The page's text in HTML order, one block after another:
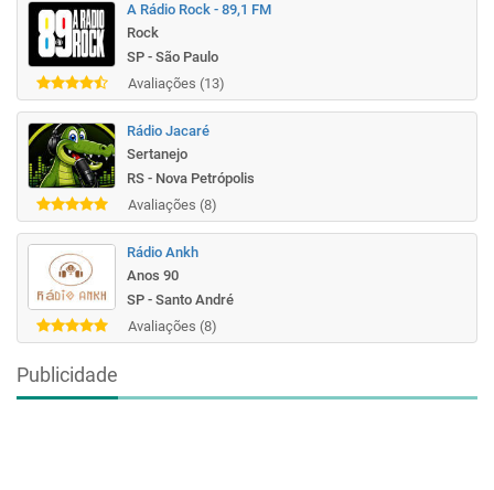
A Rádio Rock - 89,1 FM
Rock
SP - São Paulo
Avaliações (13)
Rádio Jacaré
Sertanejo
RS - Nova Petrópolis
Avaliações (8)
Rádio Ankh
Anos 90
SP - Santo André
Avaliações (8)
Publicidade